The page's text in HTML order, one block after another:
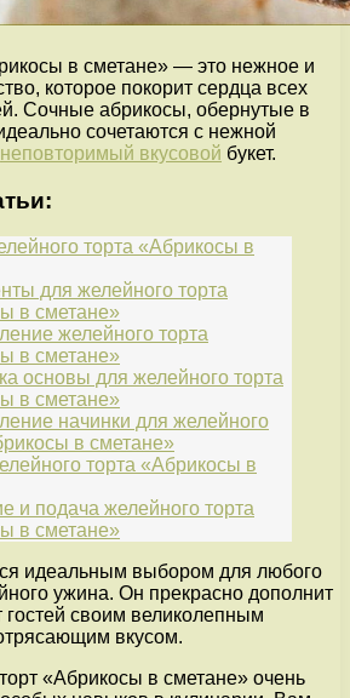
в сметане» — это нежное и
которое покорит сердца всех
Сочные абрикосы, обернутые в
сочетаются с нежной
неповторимый вкусовой букет.
торта «Абрикосы в
для желейного торта
в сметане»
желейного торта
в сметане»
основы для желейного торта
в сметане»
начинки для желейного
в сметане»
торта «Абрикосы в
и подача желейного торта
в сметане»
идеальным выбором для любого
ужина. Он прекрасно дополнит
гостей своим великолепным
вкусом.
«Абрикосы в сметане» очень